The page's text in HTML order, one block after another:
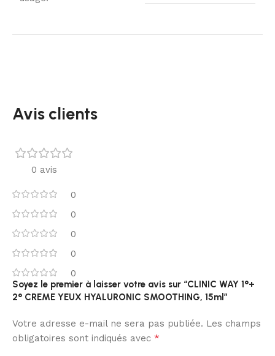
Avis clients
0 avis
0
0
0
0
0
Soyez le premier à laisser votre avis sur “CLINIC WAY 1°+
2° CREME YEUX HYALURONIC SMOOTHING, 15ml”
Votre adresse e-mail ne sera pas publiée. Les champs
obligatoires sont indiqués avec *